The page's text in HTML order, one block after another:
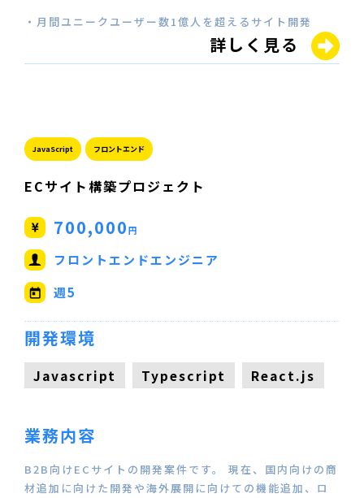
・月間ユニークユーザー数1億人を超えるサイト開発
詳しく見る
JavaScript フロントエンド
ECサイト構築プロジェクト
700,000円
フロントエンドエンジニア
週5
開発環境
Javascript Typescript React.js
業務内容
B2B向けECサイトの開発案件です。 現在、国内向けの商
材追加に向けた開発や海外展開に向けての機能追加、ロ